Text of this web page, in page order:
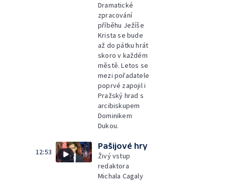
Dramatické
zpracování
příběhu Ježíše
Krista se bude
až do pátku hrát
skoro v každém
městě. Letos se
mezi pořadatele
poprvé zapojil i
Pražský hrad s
arcibiskupem
Dominikem
Dukou.
12:53
Pašijové hry
Živý vstup
redaktora
Michala Cagaly